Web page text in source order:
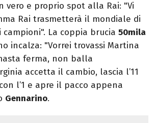
vero e proprio spot alla Rai: "Vi
Rai trasmetterà il mondiale di
La coppia brucia 50mila
incalza: "Vorrei trovassi Martina
ferma, non balla
accetta il cambio, lascia l’11
l’1 e apre il pacco appena
Gennarino.